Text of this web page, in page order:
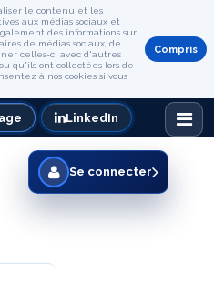
le contenu et les
aux médias sociaux et
des informations sur
de médias sociaux, de
celles-ci avec d'autres
qu'ils ont collectées lors de
à nos cookies si vous
Compris
LinkedIn
Se connecter